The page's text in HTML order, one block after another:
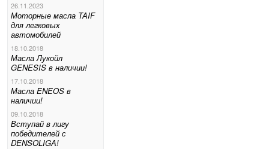
26.11.2023
Моторные масла TAIF
для легковых
автомобилей
18.10.2018
Масла Лукойл
GENESIS в наличии!
17.10.2018
Масла ENEOS в
наличии!
09.10.2018
Вступай в лигу
победителей с
DENSOLIGA!